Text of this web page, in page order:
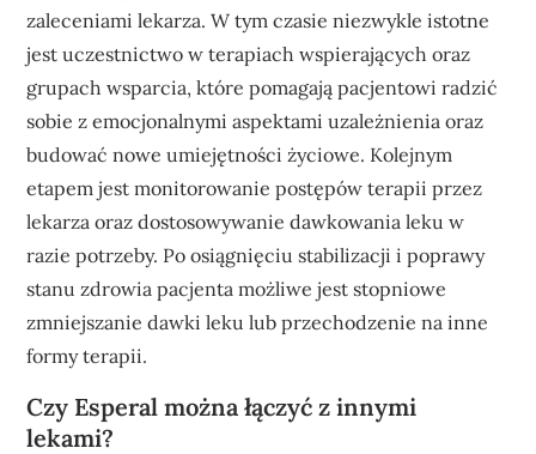
zaleceniami lekarza. W tym czasie niezwykle istotne
jest uczestnictwo w terapiach wspierających oraz
grupach wsparcia, które pomagają pacjentowi radzić
sobie z emocjonalnymi aspektami uzależnienia oraz
budować nowe umiejętności życiowe. Kolejnym
etapem jest monitorowanie postępów terapii przez
lekarza oraz dostosowywanie dawkowania leku w
razie potrzeby. Po osiągnięciu stabilizacji i poprawy
stanu zdrowia pacjenta możliwe jest stopniowe
zmniejszanie dawki leku lub przechodzenie na inne
formy terapii.
Czy Esperal można łączyć z innymi
lekami?